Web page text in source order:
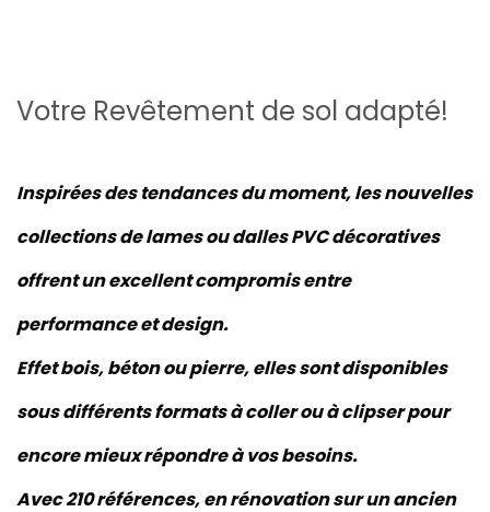
Votre Revêtement de sol adapté!
Inspirées des tendances du moment, les nouvelles
collections de lames ou dalles PVC décoratives
offrent un excellent compromis entre
performance et design.
Effet bois, béton ou pierre, elles sont disponibles
sous différents formats à coller ou à clipser pour
encore mieux répondre à vos besoins.
Avec 210 références, en rénovation sur un ancien